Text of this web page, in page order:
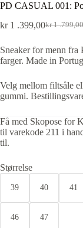
PD CASUAL 001:
kr1 .799,00
kr1 .399,00
Sneaker for menn fra
farger. Made in
Velg mellom filtsåle
gummi.
Få med Skopose for
til varekode 211 i
til.
Størrelse
39 40 41
46 47